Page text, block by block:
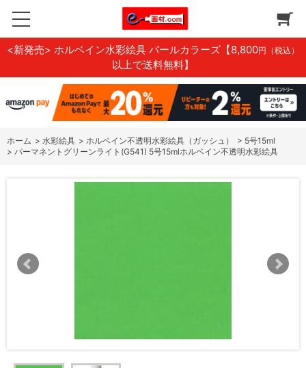
<新発売> ホルベイン水彩絵具 パールカラーズ 【8,800円（税込）
以上で送料無料】
ホーム > 水彩絵具 > ホルベイン不透明水彩絵具（ガッシュ） > 5号15ml
> パーマネントグリーンライト(G541) 5号15mlホルベイン不透明水彩絵具